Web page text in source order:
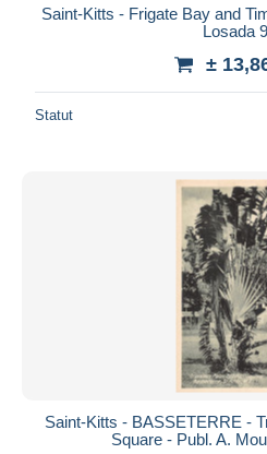
Saint-Kitts - Frigate Bay and
Losada
±
Statut
Saint-Kitts - BASSETERRE -
Square - Publ. A.